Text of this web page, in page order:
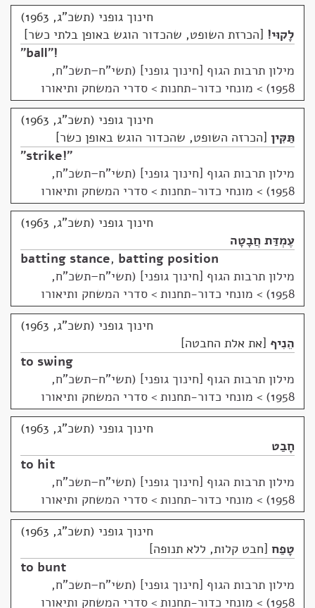
חינוך גופני (תשכ"ג, 1963)
לָקוּי! הכרזת השופט, שהכדור הוגש באופן בלתי כשר
"ball"!
מילון תרבות הגוף [חינוך גופני] (תשי"ח–תשכ"ח,
1958)
> מונחי כדור-תחנות > סדרי המשחק ותיאורו
חינוך גופני (תשכ"ג, 1963)
תַּקִּין הכרזה השופט, שהכדור הוגש באופן כשר
"strike!"
מילון תרבות הגוף [חינוך גופני] (תשי"ח–תשכ"ח,
1958)
> מונחי כדור-תחנות > סדרי המשחק ותיאורו
חינוך גופני (תשכ"ג, 1963)
עֶמְדַּת חֲבָטָה
batting stance, batting position
מילון תרבות הגוף [חינוך גופני] (תשי"ח–תשכ"ח,
1958)
> מונחי כדור-תחנות > סדרי המשחק ותיאורו
חינוך גופני (תשכ"ג, 1963)
הֵנִיף את אלת החבטה
to swing
מילון תרבות הגוף [חינוך גופני] (תשי"ח–תשכ"ח,
1958)
> מונחי כדור-תחנות > סדרי המשחק ותיאורו
חינוך גופני (תשכ"ג, 1963)
חָבַט
to hit
מילון תרבות הגוף [חינוך גופני] (תשי"ח–תשכ"ח,
1958)
> מונחי כדור-תחנות > סדרי המשחק ותיאורו
חינוך גופני (תשכ"ג, 1963)
טָפַח חבט קלות, ללא תנופה
to bunt
מילון תרבות הגוף [חינוך גופני] (תשי"ח–תשכ"ח,
1958)
> מונחי כדור-תחנות > סדרי המשחק ותיאורו